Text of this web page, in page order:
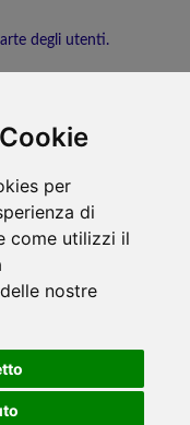
per
di
come utilizzi il
nostre
degli utenti.

